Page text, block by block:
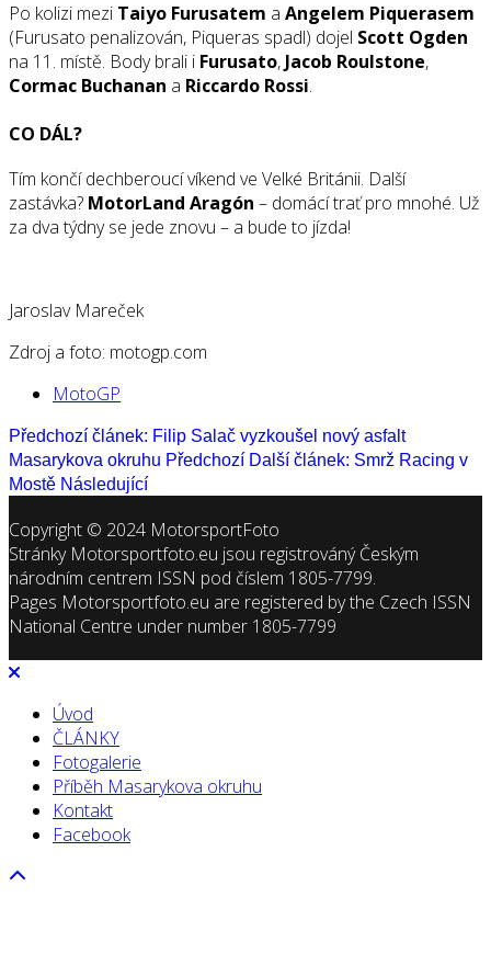
Po kolizi mezi Taiyo Furusatem a Angelem Piquerasem
(Furusato penalizován, Piqueras spadl) dojel Scott Ogden
na 11. místě. Body brali i Furusato,Jacob Roulstone,
Cormac Buchanan a Riccardo Rossi.
CO DÁL?
Tím končí dechberoucí víkend ve Velké Británii. Další
zastávka? MotorLand Aragón – domácí trať pro mnohé. Už
za dva týdny se jede znovu – a bude to jízda!
Jaroslav Mareček
Zdroj a foto: motogp.com
MotoGP
Předchozí článek: Filip Salač vyzkoušel nový asfalt
Masarykova okruhu Předchozí Další článek: Smrž Racing v
Mostě Následující
Copyright © 2024 MotorsportFoto
Stránky Motorsportfoto.eu jsou registrováný Českým
národním centrem ISSN pod číslem 1805-7799.
Pages Motorsportfoto.eu are registered by the Czech ISSN
National Centre under number 1805-7799
Úvod
ČLÁNKY
Fotogalerie
Příběh Masarykova okruhu
Kontakt
Facebook